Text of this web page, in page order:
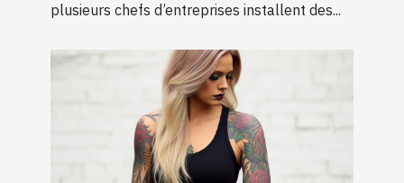
plusieurs chefs d’entreprises installent des...